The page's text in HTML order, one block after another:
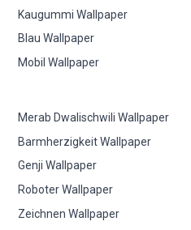
Kaugummi Wallpaper
Blau Wallpaper
Mobil Wallpaper
Merab Dwalischwili Wallpaper
Barmherzigkeit Wallpaper
Genji Wallpaper
Roboter Wallpaper
Zeichnen Wallpaper